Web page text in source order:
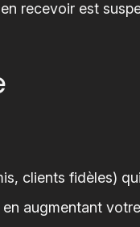
recevoir est
clients fidèles)
augmentant